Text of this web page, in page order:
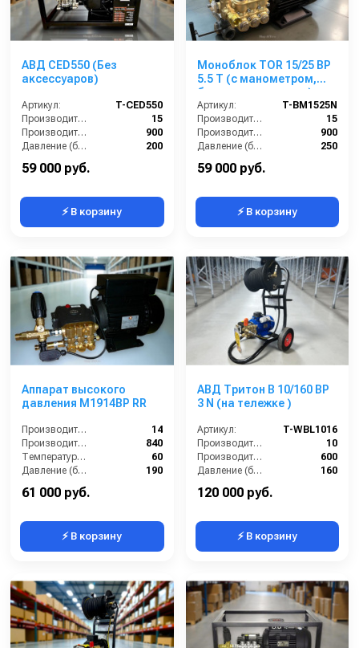
АВД CED550 (Без
аксессуаров)
Артикул:
T-CED550
Производительность (л/мин):
15
Производительность (л/ч):
900
Давление (бар):
200
59 000 руб.
⚡ В корзину
Моноблок TOR 15/25 BP
5.5 T (с манометром,
без кнопки запуска)
Артикул:
T-BM1525N
Производительность (л/мин):
15
Производительность (л/ч):
900
Давление (бар):
250
59 000 руб.
⚡ В корзину
Аппарат высокого
давления M1914BP RR
Производительность (л/мин):
14
Производительность (л/ч):
840
Температура (°C):
60
Давление (бар):
190
61 000 руб.
⚡ В корзину
АВД Тритон В 10/160 ВР
3 N (на тележке )
Артикул:
T-WBL1016
Производительность (л/мин):
10
Производительность (л/ч):
600
Давление (бар):
160
120 000 руб.
⚡ В корзину